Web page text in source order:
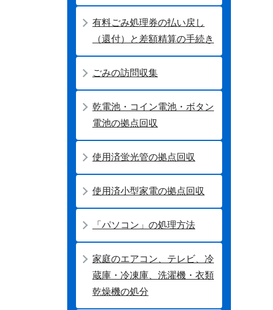
有料ごみ処理券の払い戻し
（還付）と差額精算の手続き
ごみの訪問収集
乾電池・コイン電池・ボタン
電池の拠点回収
使用済蛍光管の拠点回収
使用済小型家電の拠点回収
「パソコン」の処理方法
家庭のエアコン、テレビ、冷
蔵庫・冷凍庫、洗濯機・衣類
乾燥機の処分